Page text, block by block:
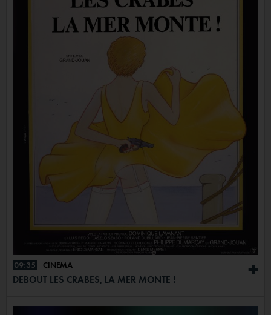
+
09:35 CINÉMA
DEBOUT LES CRABES, LA MER MONTE !